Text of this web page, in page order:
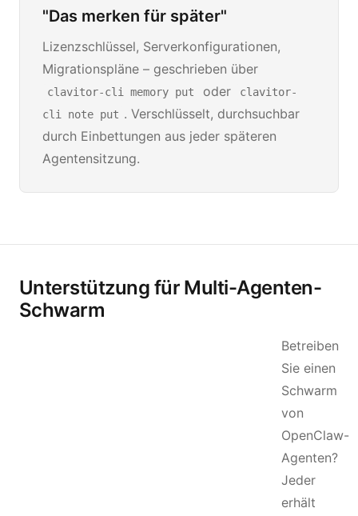
"Das merken für später"
Lizenzschlüssel, Serverkonfigurationen,
Migrationspläne – geschrieben über
clavitor-cli memory put oder
clavitor-
cli note put . Verschlüsselt, durchsuchbar
durch Einbettungen aus jeder späteren
Agentensitzung.
Unterstützung für Multi-Agenten-
Schwarm
Betreiben
Sie einen
Schwarm
von
OpenClaw-
Agenten?
Jeder
erhält